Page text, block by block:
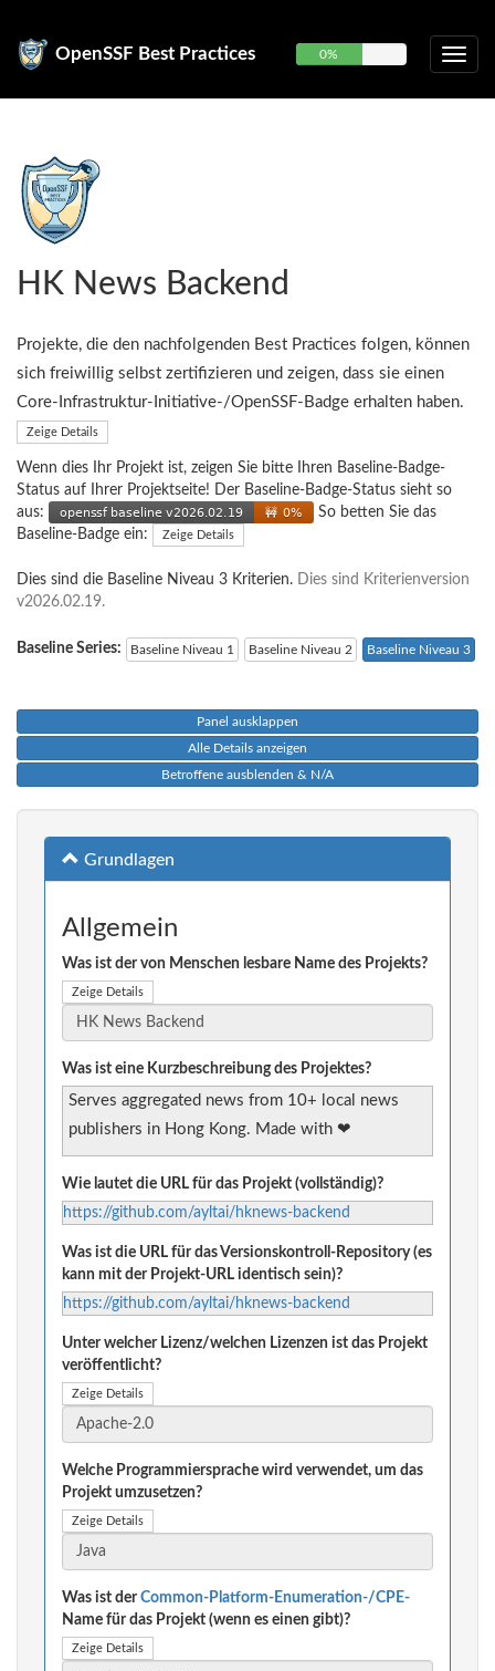
OpenSSF Best Practices 0%
HK News Backend
Projekte, die den nachfolgenden Best Practices folgen, können
sich freiwillig selbst zertifizieren und zeigen, dass sie einen
Core-Infrastruktur-Initiative-/OpenSSF-Badge erhalten haben.
Zeige Details
Wenn dies Ihr Projekt ist, zeigen Sie bitte Ihren Baseline-Badge-
Status auf Ihrer Projektseite! Der Baseline-Badge-Status sieht so
aus:
So betten Sie das
Baseline-Badge ein:
Zeige Details
Dies sind die Baseline Niveau 3 Kriterien. Dies sind Kriterienversion
v2026.02.19.
Baseline Series: Baseline Niveau 1 Baseline Niveau 2 Baseline Niveau 3
Panel ausklappen
Alle Details anzeigen
Betroffene ausblenden & N/A
Grundlagen
Allgemein
Was ist der von Menschen lesbare Name des Projekts?
Zeige Details
Was ist eine Kurzbeschreibung des Projektes?
Serves aggregated news from 10+ local news
publishers in Hong Kong. Made with ❤
Wie lautet die URL für das Projekt (vollständig)?
https://github.com/ayltai/hknews-backend
Was ist die URL für das Versionskontroll-Repository (es
kann mit der Projekt-URL identisch sein)?
https://github.com/ayltai/hknews-backend
Unter welcher Lizenz/welchen Lizenzen ist das Projekt
veröffentlicht?
Zeige Details
Welche Programmiersprache wird verwendet, um das
Projekt umzusetzen?
Zeige Details
Was ist derCommon-Platform-Enumeration-/CPE-
Name für das Projekt (wenn es einen gibt)?
Zeige Details